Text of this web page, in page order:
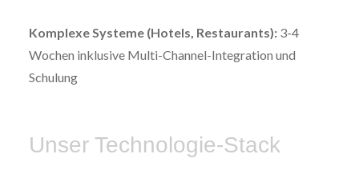
Komplexe Systeme (Hotels, Restaurants):3-4
Wochen inklusive Multi-Channel-Integration und
Schulung
Unser Technologie-Stack